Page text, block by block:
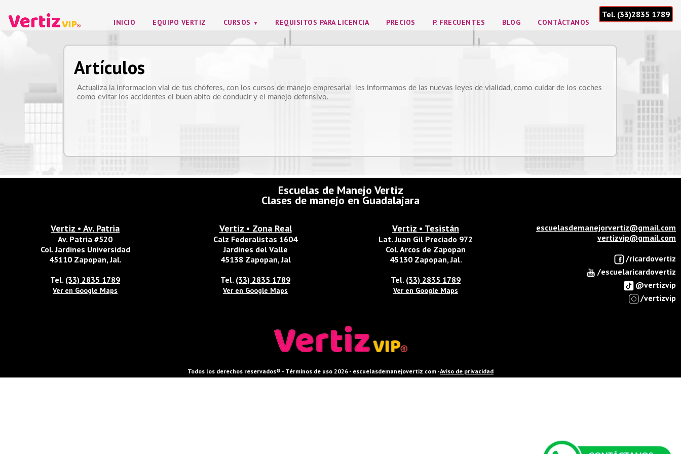
INICIO EQUIPO VERTIZ CURSOS REQUISITOS PARA LICENCIA PRECIOS P. FRECUENTES BLOG CONTÁCTANOS
Tel. (33)2835 1789
Artículos
Actualiza la informacion vial de tus chóferes, con los cursos de manejo empresarial les informamos de las nuevas leyes de vialidad, como cuidar de los coches
como evitar los accidentes el buen abito de conducir y el manejo defensivo.
Escuelas de Manejo Vertiz
Clases de manejo en Guadalajara
Vertiz • Av. Patria
Av. Patria #520
Col. Jardines Universidad
45110 Zapopan, Jal.
Tel. (33) 2835 1789
Ver en Google Maps
Vertiz • Zona Real
Calz Federalistas 1604
Jardines del Valle
45138 Zapopan, Jal
Tel. (33) 2835 1789
Ver en Google Maps
Vertiz • Tesistán
Lat. Juan Gil Preciado 972
Col. Arcos de Zapopan
45130 Zapopan, Jal.
Tel. (33) 2835 1789
Ver en Google Maps
escuelasdemanejorvertiz@gmail.com
vertizvip@gmail.com
/ricardovertiz
/escuelaricardovertiz
@vertizvip
/vertizvip
Todos los derechos reservados® - Términos de uso 2026 - escuelasdemanejovertiz.com -Aviso de privacidad